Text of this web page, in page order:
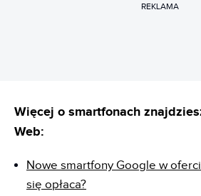
REKLAMA
Więcej o smartfonach
Web:
Nowe smartfony Google w
się opłaca?